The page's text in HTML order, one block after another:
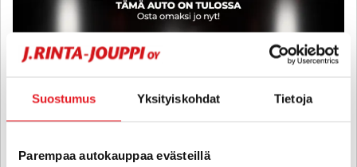
Suostumus Yksityiskohdat Tietoja
Parempaa autokauppaa evästeillä
Citroen DS4
ja kulutonta maksuaikaa! - AUTO SAAPUMASSA MYYMÄLÄÄN!
2012 , Automaatti, Diesel, 122 000 km
9 900 €